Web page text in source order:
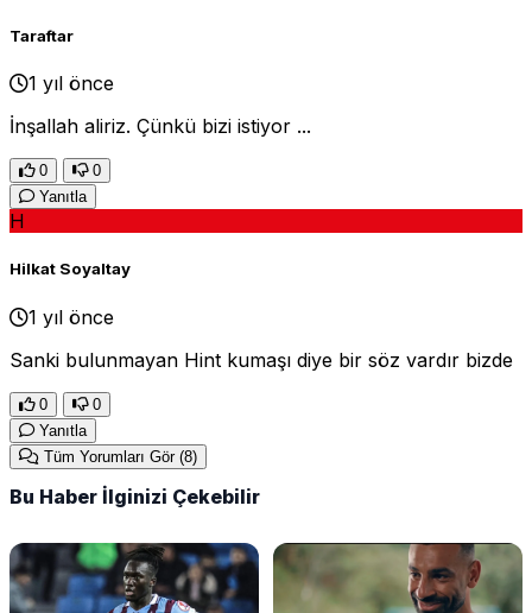
Taraftar
1 yıl önce
İnşallah aliriz. Çünkü bizi istiyor ...
0
0
Yanıtla
H
Hilkat Soyaltay
1 yıl önce
Sanki bulunmayan Hint kumaşı diye bir söz vardır bizde
0
0
Yanıtla
Tüm Yorumları Gör (8)
Bu Haber İlginizi Çekebilir